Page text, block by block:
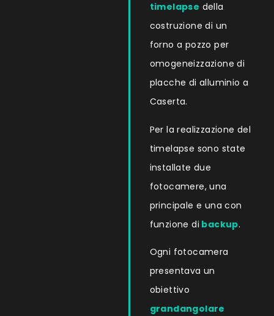
timelapse della
costruzione di un
forno a pozzo per
omogeneizzazione di
placche di alluminio a
Caserta.
Per la realizzazione del
timelapse sono state
installate due
fotocamere, una
principale e una con
funzione di backup.
Ogni fotocamera
presentava un
obiettivo
grandangolare